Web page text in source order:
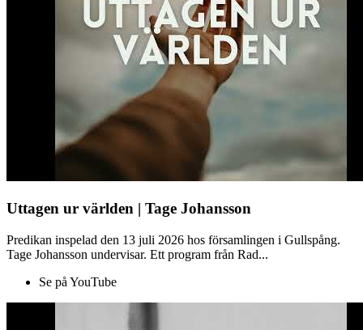
Uttagen ur världen | Tage Johansson
Predikan inspelad den 13 juli 2026 hos församlingen i Gullspång.
Tage Johansson undervisar. Ett program från Rad...
Se på YouTube